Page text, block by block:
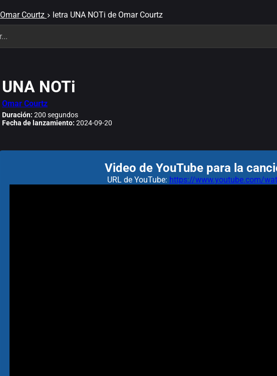
Omar Courtz letra UNA NOTi de Omar Courtz
UNA NOTi
Omar Courtz
Duración: 200 segundos
Fecha de lanzamiento: 2024-09-20
Video de YouTube para la
URL de YouTube: https://www.youtube.com/